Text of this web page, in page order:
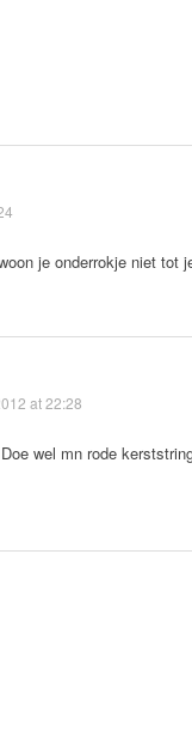
je onderrokje niet tot
at 22:28
wel mn rode